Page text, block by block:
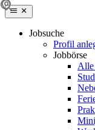
Jobsuche
Profil
Jobbörse
Alle